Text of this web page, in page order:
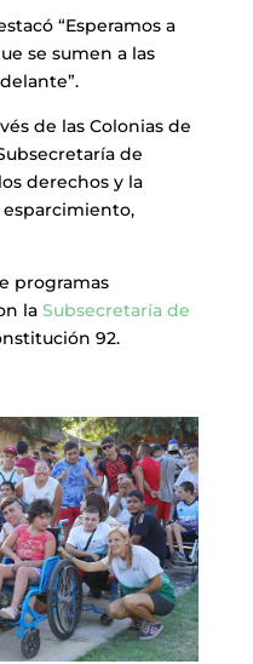
“Esperamos a
se sumen a las
de las Colonias de
de
derechos y la
programas
la Subsecretaría de
92.